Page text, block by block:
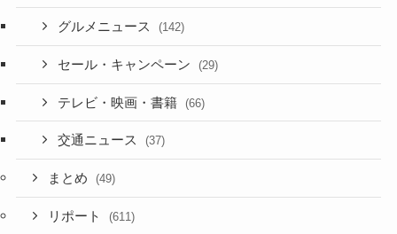
グルメニュース (142)
セール・キャンペーン (29)
テレビ・映画・書籍 (66)
交通ニュース (37)
まとめ (49)
リポート (611)